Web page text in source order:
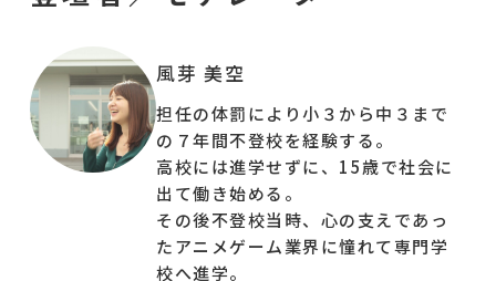
に
た”ということ。
その後、心の支えであったゲーム・アニメの専門
学校への進学、不登校サークルのお手伝いスタッ
フを経て、現在は一般企業での仕事の傍ら、ご自
身の経験を語る活動を続けられています。
子どもたち自身から「美空さんの話を聞いて心が
軽くなった」という声が届いています。
風芽 美空
担任の体罰により小３から中３まで
の７年間不登校を経験する。
高校には進学せずに、15歳で社会に
出て働き始める。
その後不登校当時、心の支えであっ
たアニメゲーム業界に憧れて専門学
校へ進学。